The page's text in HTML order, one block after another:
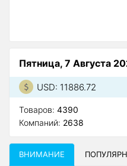
Пятница, 7 Августа
USD: 11886.72
Товаров: 4390
Компаний: 2638
ВНИМАНИЕ